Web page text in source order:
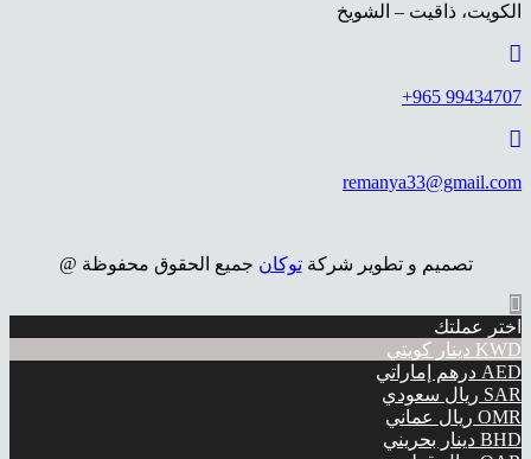
الكويت، ذاقيت – الشويخ
99434707 965+
remanya33@gmail.com
تصميم و تطوير شركةتوكان جميع الحقوق محفوظة @
اختر عملتك
KWD دينار كويتي
AED درهم إماراتي
SAR ريال سعودي
OMR ريال عماني
BHD دينار بحريني